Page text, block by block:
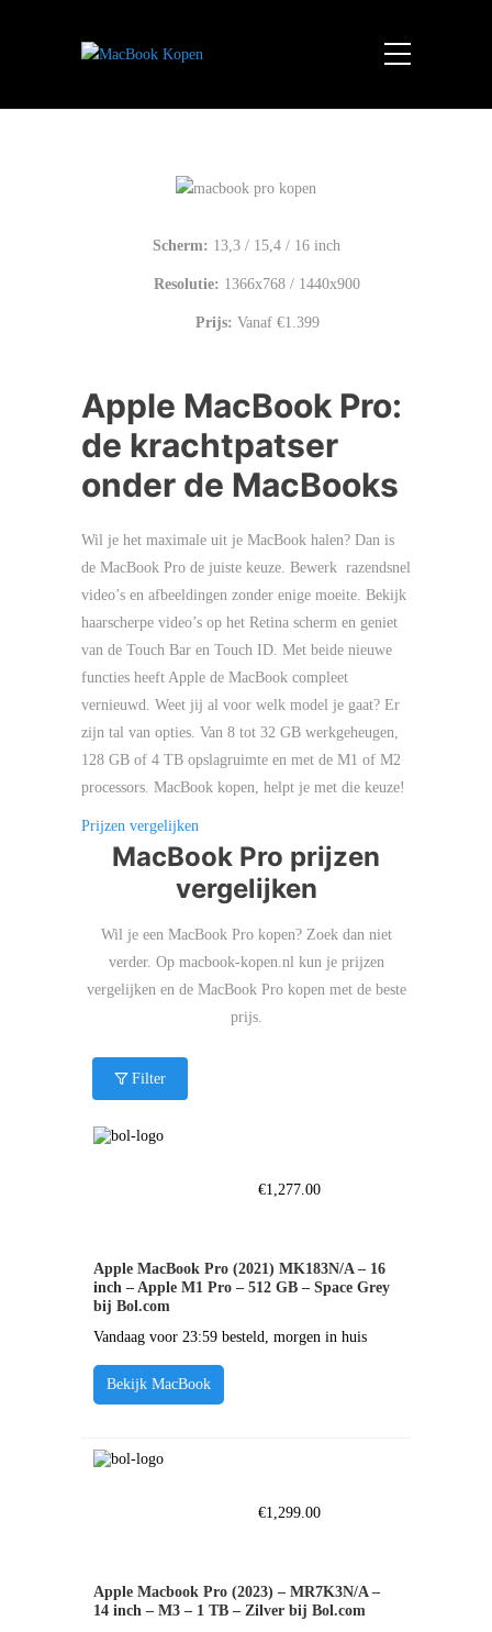
Scherm: 13,3 / 15,4 / 16 inch
Resolutie: 1366x768 / 1440x900
Prijs: Vanaf €1.399
Apple MacBook Pro:
de krachtpatser
onder de MacBooks
Wil je het maximale uit je MacBook halen? Dan is
de MacBook Pro de juiste keuze. Bewerk razendsnel
video’s en afbeeldingen zonder enige moeite. Bekijk
haarscherpe video’s op het Retina scherm en geniet
van de Touch Bar en Touch ID. Met beide nieuwe
functies heeft Apple de MacBook compleet
vernieuwd. Weet jij al voor welk model je gaat? Er
zijn tal van opties. Van 8 tot 32 GB werkgeheugen,
128 GB of 4 TB opslagruimte en met de M1 of M2
processors. MacBook kopen, helpt je met die keuze!
Prijzen vergelijken
MacBook Pro prijzen
vergelijken
Wil je een MacBook Pro kopen? Zoek dan niet
verder. Op macbook-kopen.nl kun je prijzen
vergelijken en de MacBook Pro kopen met de beste
prijs.
Filter
€1,277.00
Apple MacBook Pro (2021) MK183N/A – 16
inch – Apple M1 Pro – 512 GB – Space Grey
bij Bol.com
Vandaag voor 23:59 besteld, morgen in huis
Bekijk MacBook
€1,299.00
Apple Macbook Pro (2023) – MR7K3N/A –
14 inch – M3 – 1 TB – Zilver bij Bol.com